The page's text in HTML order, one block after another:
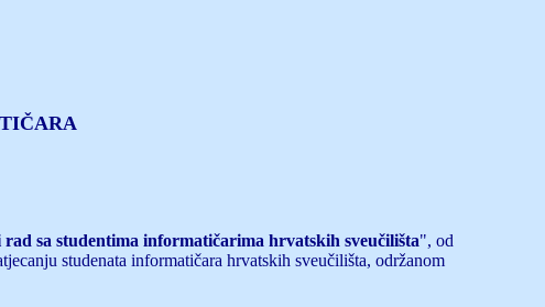
sa studentima informatičarima hrvatskih sveučilišta", od
studenata informatičara hrvatskih sveučilišta, održanom